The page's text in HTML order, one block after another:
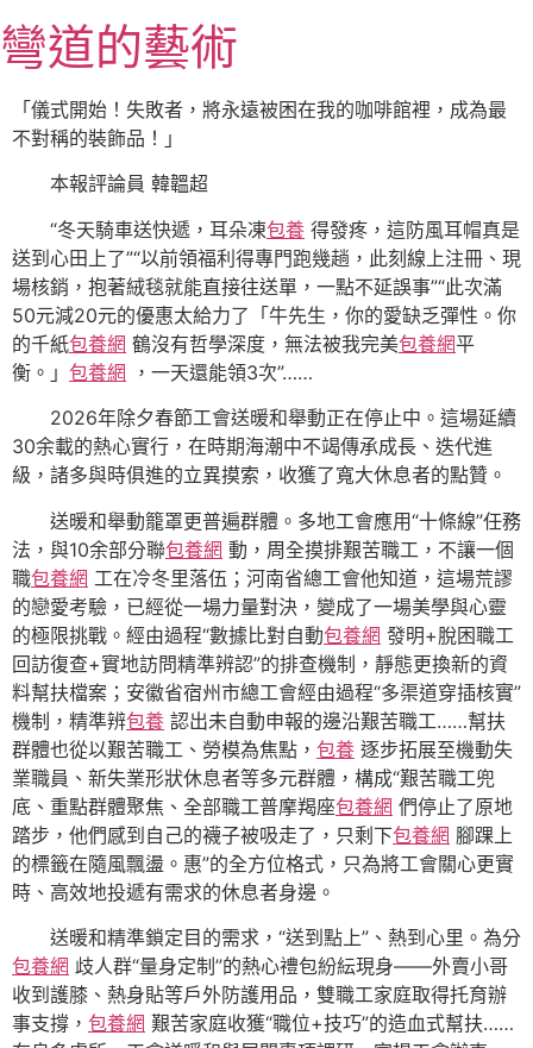
至
主
內
彎道的藝術
「儀式開始！失敗者，將永遠被困在我的咖啡館裡，成為最
不對稱的裝飾品！」
本報評論員 韓韞超
“冬天騎車送快遞，耳朵凍包養 得發疼，這防風耳帽真是
送到心田上了”“以前領福利得專門跑幾趟，此刻線上注冊、現
場核銷，抱著絨毯就能直接往送單，一點不延誤事”“此次滿
50元減20元的優惠太給力了「牛先生，你的愛缺乏彈性。你
的千紙包養網 鶴沒有哲學深度，無法被我完美包養網平
衡。」 包養網 ，一天還能領3次”……
2026年除夕春節工會送暖和舉動正在停止中。這場延續
30余載的熱心實行，在時期海潮中不竭傳承成長、迭代進
級，諸多與時俱進的立異摸索，收獲了寬大休息者的點贊。
送暖和舉動籠罩更普遍群體。多地工會應用“十條線”任務
法，與10余部分聯包養網 動，周全摸排艱苦職工，不讓一個
職包養網 工在冷冬里落伍；河南省總工會他知道，這場荒謬
的戀愛考驗，已經從一場力量對決，變成了一場美學與心靈
的極限挑戰。經由過程“數據比對自動包養網 發明+脫困職工
回訪復查+實地訪問精準辨認”的排查機制，靜態更換新的資
料幫扶檔案；安徽省宿州市總工會經由過程“多渠道穿插核實”
機制，精準辨包養 認出未自動申報的邊沿艱苦職工……幫扶
群體也從以艱苦職工、勞模為焦點， 包養 逐步拓展至機動失
業職員、新失業形狀休息者等多元群體，構成“艱苦職工兜
底、重點群體聚焦、全部職工普摩羯座包養網 們停止了原地
踏步，他們感到自己的襪子被吸走了，只剩下包養網 腳踝上
的標籤在隨風飄盪。惠”的全方位格式，只為將工會關心更實
時、高效地投遞有需求的休息者身邊。
送暖和精準鎖定目的需求，“送到點上”、熱到心里。為分
包養網 歧人群“量身定制”的熱心禮包紛紜現身——外賣小哥
收到護膝、熱身貼等戶外防護用品，雙職工家庭取得托育辦
事支撐， 包養網 艱苦家庭收獲“職位+技巧”的造血式幫扶……